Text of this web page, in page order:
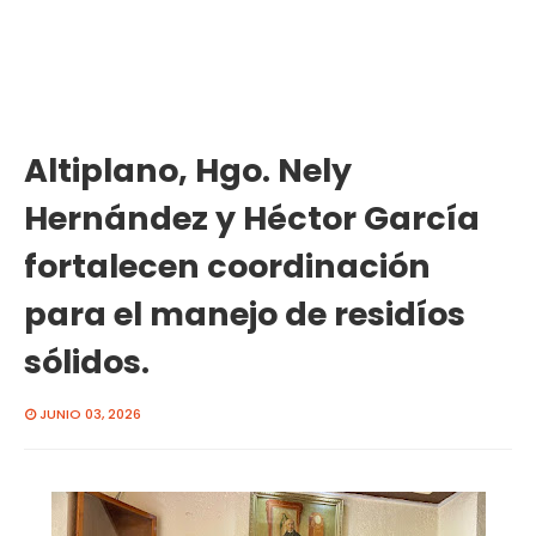
Altiplano, Hgo. Nely
Hernández y Héctor García
fortalecen coordinación
para el manejo de residíos
sólidos.
JUNIO 03, 2026